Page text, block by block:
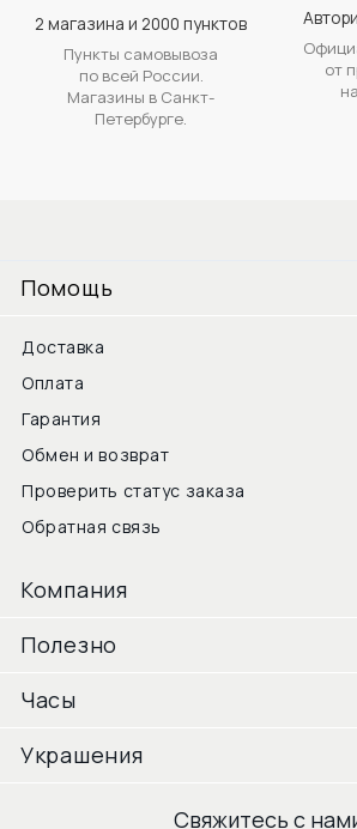
2 магазина и 2000 пунктов
Пункты самовывоза
по всей России.
Магазины в Санкт-
Петербурге.
от
Помощь
Доставка
Оплата
Гарантия
Обмен и возврат
Проверить статус заказа
Обратная связь
Компания
Полезно
Часы
Украшения
Свяжитесь с